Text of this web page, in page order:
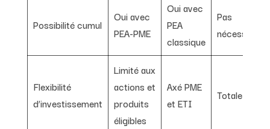
Possibilité cumul
Oui avec
PEA-PME
Oui avec
PEA
classique
Pas
nécessaire
Flexibilité
d’investissement
Limité aux
actions et
produits
éligibles
Axé PME
et ETI
Totale